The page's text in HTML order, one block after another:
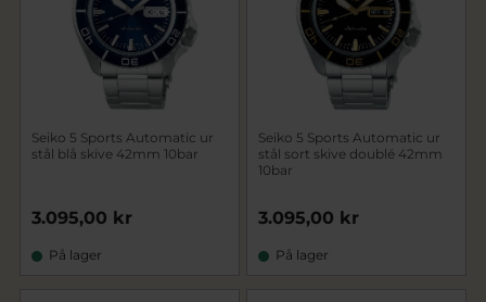
Seiko 5 Sports Automatic ur
stål blå skive 42mm 10bar
3.095,00 kr
På lager
Seiko 5 Sports Automatic ur
stål sort skive doublé 42mm
10bar
3.095,00 kr
På lager